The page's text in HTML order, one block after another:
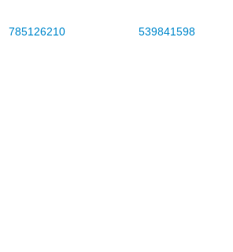
785126210 539841598